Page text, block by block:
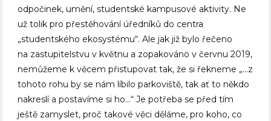
odpočinek, umění, studentské kampusové aktivity. Ne
už tolik pro přestěhování úředníků do centra
„studentského ekosystému“. Ale jak již bylo řečeno
na zastupitelstvu v květnu a zopakováno v červnu 2019,
nemůžeme k věcem přistupovat tak, že si řekneme „…z
tohoto rohu by se nám líbilo parkoviště, tak ať to někdo
nakreslí a postavíme si ho…“ Je potřeba se před tím
ještě zamyslet, proč takové věci děláme, pro koho, co